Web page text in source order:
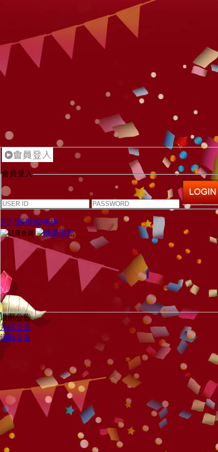
會員登入
忘記帳號或密碼
遊戲公告
系統公告
活動公告